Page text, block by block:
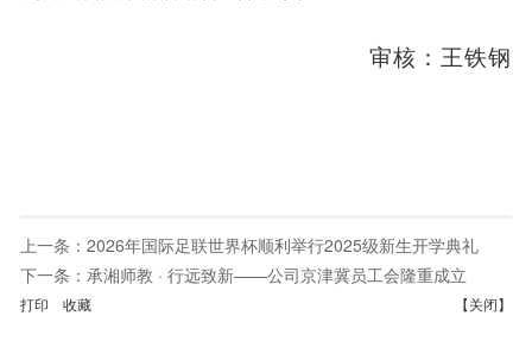
审核：王铁钢
上一条：2026年国际足联世界杯顺利举行2025级新生开学典礼
下一条： 承湘师教 · 行远致新——公司京津冀员工会隆重成立
【关闭】
打印 收藏